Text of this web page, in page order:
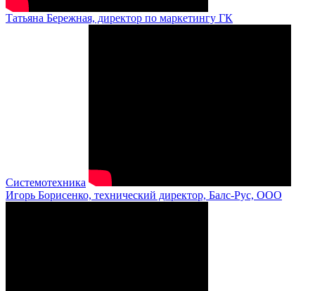
Татьяна Бережная, директор по маркетингу ГК
Системотехника
Игорь Борисенко, технический директор, Балс-Рус, ООО